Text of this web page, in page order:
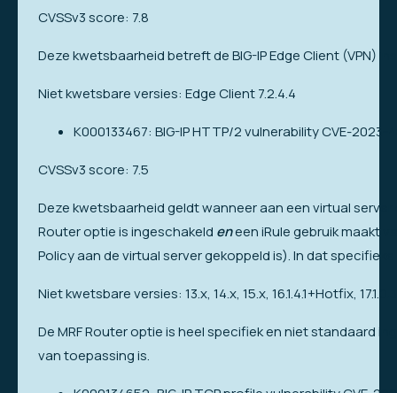
CVSSv3 score: 7.8
Deze kwetsbaarheid betreft de BIG-IP Edge Client (VPN)
Niet kwetsbare versies: Edge Client 7.2.4.4
K000133467: BIG-IP HTTP/2 vulnerability CVE-2023-
CVSSv3 score: 7.5
Deze kwetsbaarheid geldt wanneer aan een virtual
Router optie is ingeschakeld eneen iRule gebruik maakt
Policy aan de virtual server gekoppeld is). In dat
Niet kwetsbare versies: 13.x, 14.x, 15.x, 16.1.4.1+Hotfix,
De MRF Router optie is heel specifiek en niet standaard
van toepassing is.